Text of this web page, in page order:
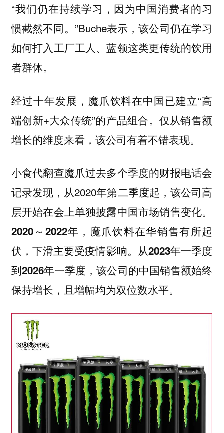
“我们仍在持续学习，因为中国消费者的习
惯截然不同。”Buche表示，该公司仍在学习
如何打入工厂工人、蓝领这类更传统的饮用
者群体。
经过十年发展，魔爪饮料在中国已建立“高
端创新+大众传统”的产品组合。仅从销售额
增长的维度来看，该公司有着不错表现。
小食代翻查魔爪过去多个季度的财报电话会
记录发现，从2020年第二季度起，该公司高
层开始在会上单独披露中国市场销售变化。
2020～2022年，魔爪饮料在华销售有所起
伏，下滑主要受疫情影响。从2023年一季度
到2026年一季度，该公司的中国销售额始终
保持增长，且增幅均为双位数水平。